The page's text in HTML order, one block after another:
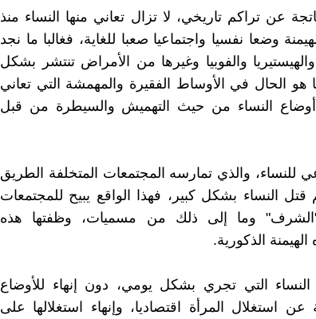
عن تراكم تاريخي، لا تزال تعاني منها النساء منذ
وضعا نفسيا واجتماعيا صعبا للغاية، فغالبا ما نجد
والفوبيا وغيرها من الأمراض تنتشر بشكل
الحال في الأوساط الفقيرة والمهمشة التي تعاني
أوضاع النساء من حيث التهميش والسيطرة من قبل
للنساء، والذي تمارسه المجتمعات المتخلفة الطريق
النساء بشكل كبير، فهذا الواقع يبيح للمجتمعات
"الشرف" وما إلى ذلك من مسميات، وظفتها هذه
الذكورية.
التي تجري بشكل يومي، دون إنهاء للأوضاع
عن استغلال المرأة اقتصاديا، وإنهاء استغلالها على